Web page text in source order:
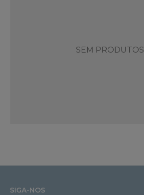
SEM PRODUTOS
SIGA-NOS